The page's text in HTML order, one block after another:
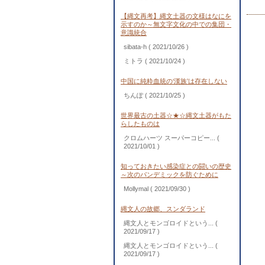
【縄文再考】縄文土器の文様はなにを
示すのか～無文字文化の中での集団・
意識統合
sibata-h ( 2021/10/26 )
ミトラ ( 2021/10/24 )
中国に純粋血統の‘漢族’は存在しない
ちんぽ( 2021/10/25 )
世界最古の土器☆★☆縄文土器がもた
らしたものは
クロムハーツ スーパーコピー... (
2021/10/01 )
知っておきたい感染症との闘いの歴史
～次のパンデミックを防ぐために
Mollymal ( 2021/09/30 )
縄文人の故郷、スンダランド
縄文人とモンゴロイドという... (
2021/09/17 )
縄文人とモンゴロイドという... (
2021/09/17 )